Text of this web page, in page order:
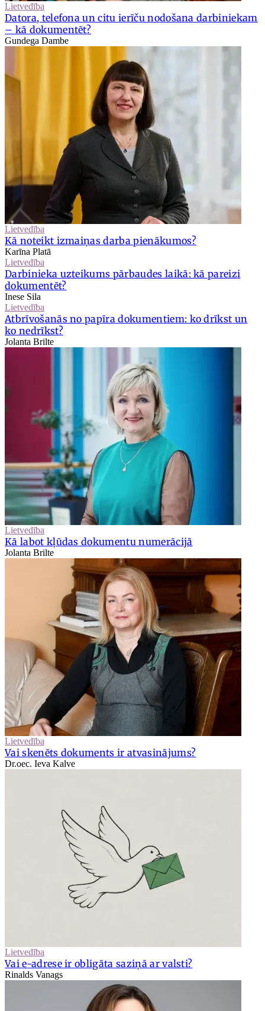
Lietvedība
Datora, telefona un citu ierīču nodošana darbiniekam
– kā dokumentēt?
Gundega Dambe
Lietvedība
Kā noteikt izmaiņas darba pienākumos?
Karīna Platā
Lietvedība
Darbinieka uzteikums pārbaudes laikā: kā pareizi
dokumentēt?
Inese Sila
Lietvedība
Atbrīvošanās no papīra dokumentiem: ko drīkst un
ko nedrīkst?
Jolanta Brilte
Lietvedība
Kā labot kļūdas dokumentu numerācijā
Jolanta Brilte
Lietvedība
Vai skenēts dokuments ir atvasinājums?
Dr.oec. Ieva Kalve
Lietvedība
Vai e-adrese ir obligāta saziņā ar valsti?
Rinalds Vanags